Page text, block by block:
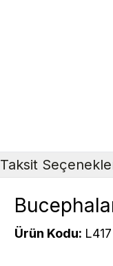
Taksit
Ürün Kodu: L417